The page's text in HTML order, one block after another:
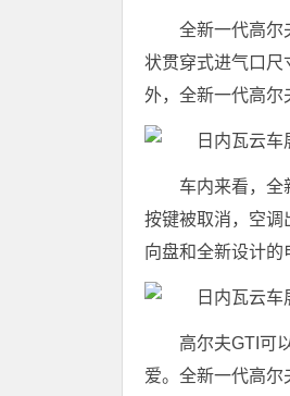
全新一代高尔
状贯穿式进气口尺
外，全新一代高尔
车内来看，全
按键被取消，空调
向盘和全新设计的
高尔夫GTI可
爱。全新一代高